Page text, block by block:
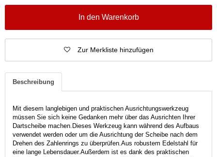
In den Warenkorb
Zur Merkliste hinzufügen
Beschreibung
Mit diesem langlebigen und praktischen Ausrichtungswerkzeug
müssen Sie sich keine Gedanken mehr über das Ausrichten Ihrer
Dartscheibe machen. Dieses Werkzeug kann während des Aufbaus
verwendet werden oder um die Ausrichtung der Scheibe nach dem
Drehen des Zahlenrings zu überprüfen. Aus robustem Edelstahl für
eine lange Lebensdauer.Außerdem ist es dank des praktischen